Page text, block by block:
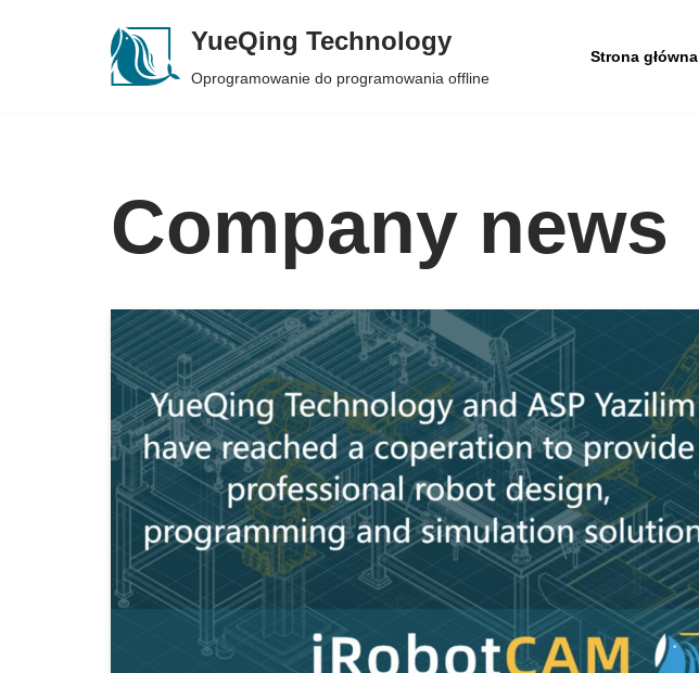
YueQing Technology
Oprogramowanie do programowania offline
Strona główna
Company news